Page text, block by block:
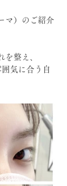
マ）のご紹介
を整え、
気に合う自